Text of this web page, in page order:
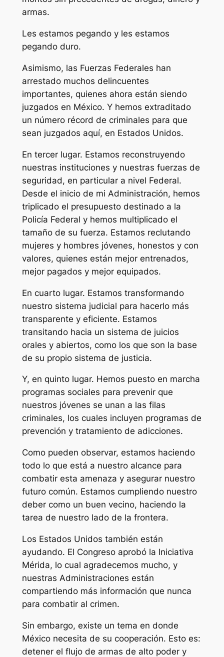
armas.
Les estamos pegando y les estamos
pegando duro.
Asimismo, las Fuerzas Federales han
arrestado muchos delincuentes
importantes, quienes ahora están siendo
juzgados en México. Y hemos extraditado
un número récord de criminales para que
sean juzgados aquí, en Estados Unidos.
En tercer lugar. Estamos reconstruyendo
nuestras instituciones y nuestras fuerzas de
seguridad, en particular a nivel Federal.
Desde el inicio de mi Administración, hemos
triplicado el presupuesto destinado a la
Policía Federal y hemos multiplicado el
tamaño de su fuerza. Estamos reclutando
mujeres y hombres jóvenes, honestos y con
valores, quienes están mejor entrenados,
mejor pagados y mejor equipados.
En cuarto lugar. Estamos transformando
nuestro sistema judicial para hacerlo más
transparente y eficiente. Estamos
transitando hacia un sistema de juicios
orales y abiertos, como los que son la base
de su propio sistema de justicia.
Y, en quinto lugar. Hemos puesto en marcha
programas sociales para prevenir que
nuestros jóvenes se unan a las filas
criminales, los cuales incluyen programas de
prevención y tratamiento de adicciones.
Como pueden observar, estamos haciendo
todo lo que está a nuestro alcance para
combatir esta amenaza y asegurar nuestro
futuro común. Estamos cumpliendo nuestro
deber como un buen vecino, haciendo la
tarea de nuestro lado de la frontera.
Los Estados Unidos también están
ayudando. El Congreso aprobó la Iniciativa
Mérida, lo cual agradecemos mucho, y
nuestras Administraciones están
compartiendo más información que nunca
para combatir al crimen.
Sin embargo, existe un tema en donde
México necesita de su cooperación. Esto es:
detener el flujo de armas de alto poder y